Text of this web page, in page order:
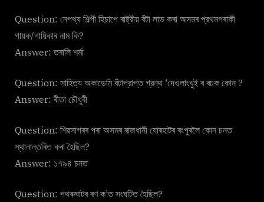
Question: নেপথ্য শিল্পী হিচাপে ৰাষ্ট্রীয় বঁটা লাভ কৰা অসমৰ প্রথমগৰাকী
গায়ক/গায়িকাৰ নাম কি?
Answer: তৰালি শর্মা
Question: সাহিত্য অকাডেমি বঁটাপ্রাপ্ত গ্রন্থ ‘দেওলাংখুই ৰ ৰচক কোন ?
Answer: ৰীতা চৌধুৰী
Question: শিৱসাগৰৰ পৰা অসমৰ ৰাজধানী যােৰহাটৰ ৰংপুৰলৈ কোন চনত
স্থানান্তৰিত কৰা হৈছিল?
Answer: ১৭৯৪ চনত
Question: পথৰুঘাটৰ ৰণ ক’ত সংঘটিত হৈছিল?